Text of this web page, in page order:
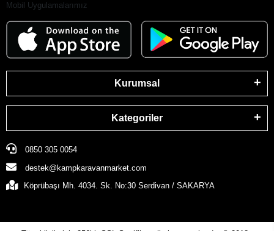
Mobil Uygulamalarımız
Kurumsal
Kategoriler
0850 305 0054
destek@kampkaravanmarket.com
Köprübaşı Mh. 4034. Sk. No:30 Serdivan / SAKARYA